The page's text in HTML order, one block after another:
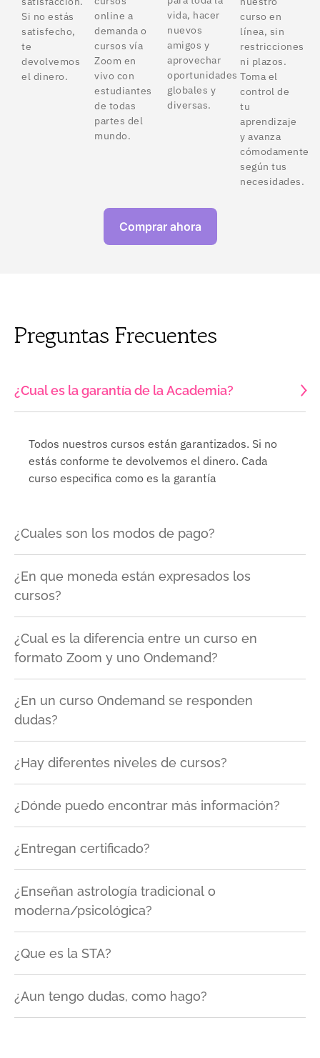
Si no estás
satisfecho,
te
devolvemos
el dinero.
online a
demanda o
cursos vía
Zoom en
vivo con
estudiantes
de todas
partes del
mundo.
vida, hacer
nuevos
amigos y
aprovechar
oportunidades
globales y
diversas.
curso en
línea, sin
restricciones
ni plazos.
Toma el
control de
tu
aprendizaje
y avanza
cómodamente
según tus
necesidades.
Comprar ahora
Preguntas Frecuentes
¿Cual es la garantía de la Academia?
¿Cuales son los modos de pago?
¿En que moneda están expresados los
cursos?
¿Cual es la diferencia entre un curso en
formato Zoom y uno Ondemand?
¿En un curso Ondemand se responden
dudas?
¿Hay diferentes niveles de cursos?
¿Dónde puedo encontrar más información?
¿Entregan certificado?
¿Enseñan astrología tradicional o
moderna/psicológica?
¿Que es la STA?
¿Aun tengo dudas, como hago?
Todos nuestros cursos están garantizados. Si no
estás conforme te devolvemos el dinero. Cada
curso especifica como es la garantía